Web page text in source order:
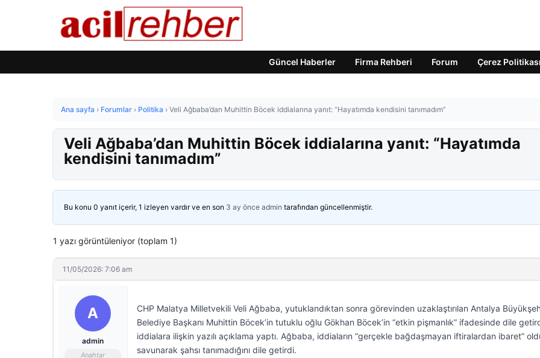
Güncel Haberler Firma Rehberi Forum Çerez Politikası
Ana sayfa › Forumlar › Politika › Veli Ağbaba’dan Muhittin Böcek iddialarına yanıt: “Hayatımda kendisini tanımadım”
Veli Ağbaba’dan Muhittin Böcek iddialarına yanıt: “Hayatımda
kendisini tanımadım”
Bu konu 0 yanıt içerir, 1 izleyen vardır ve en son 3 ay önce admin tarafından güncellenmiştir.
1 yazı görüntüleniyor (toplam 1)
11/05/2026: 7:06 am
A
admin
Anahtar
CHP Malatya Milletvekili Veli Ağbaba, yutuklandıktan sonra görevinden uzaklaştırılan Antalya
Belediye Başkanı Muhittin Böcek’in tutuklu oğlu Gökhan Böcek’in “etkin pişmanlık” ifadesinde dile
iddialara ilişkin yazılı açıklama yaptı. Ağbaba, iddiaların “gerçekle bağdaşmayan iftiralardan ibaret”
savunarak şahsı tanımadığını dile getirdi.